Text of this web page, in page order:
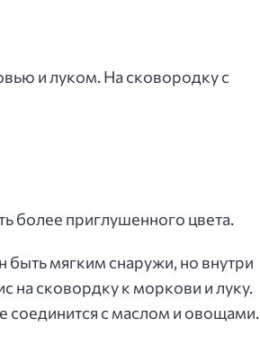
и луком. На сковородку с
более приглушенного цвета.
быть мягким снаружи, но внутри
на сковордку к моркови и луку.
соединится с маслом и овощами.